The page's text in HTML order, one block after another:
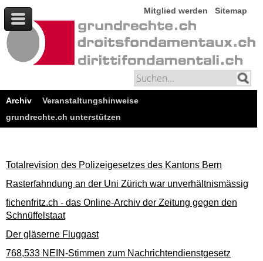
Mitglied werden Sitemap
Archiv
Veranstaltungshinweise
grundrechte.ch unterstützen
Totalrevision des Polizeigesetzes des Kantons Bern
Rasterfahndung an der Uni Zürich war unverhältnismässig
fichenfritz.ch - das Online-Archiv der Zeitung gegen den
Schnüffelstaat
Der gläserne Fluggast
768,533 NEIN-Stimmen zum Nachrichtendienstgesetz